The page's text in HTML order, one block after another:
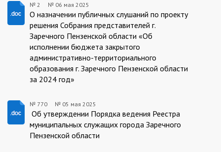
2/06.05.2025
№ 2 № 06 мая 2025
О назначении публичных слушаний по проекту
решения Собрания представителей г.
Заречного Пензенской области «Об
исполнении бюджета закрытого
административно-территориального
образования г. Заречного Пензенской области
за 2024 год»
770/05.05.2025
№ 770 № 05 мая 2025
Об утверждении Порядка ведения Реестра
муниципальных служащих города Заречного
Пензенской области